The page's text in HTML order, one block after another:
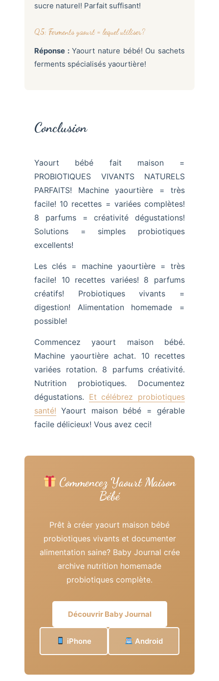
sucre naturel! Parfait suffisant!
Q5: Ferments yaourt = lequel utiliser?
Réponse :Yaourt nature bébé! Ou sachets
ferments spécialisés yaourtière!
Conclusion
Yaourt bébé fait maison =
PROBIOTIQUES VIVANTS NATURELS
PARFAITS! Machine yaourtière = très
facile! 10 recettes = variées complètes!
8 parfums = créativité dégustations!
Solutions = simples probiotiques
excellents!
Les clés = machine yaourtière = très
facile! 10 recettes variées! 8 parfums
créatifs! Probiotiques vivants =
digestion! Alimentation homemade =
possible!
Commencez yaourt maison bébé.
Machine yaourtière achat. 10 recettes
variées rotation. 8 parfums créativité.
Nutrition probiotiques. Documentez
dégustations. Et célébrez probiotiques
santé! Yaourt maison bébé = gérable
facile délicieux! Vous avez ceci!
Commencez Yaourt Maison
Bébé
Prêt à créer yaourt maison bébé
probiotiques vivants et documenter
alimentation saine? Baby Journal crée
archive nutrition homemade
probiotiques complète.
Découvrir Baby Journal
iPhone Android